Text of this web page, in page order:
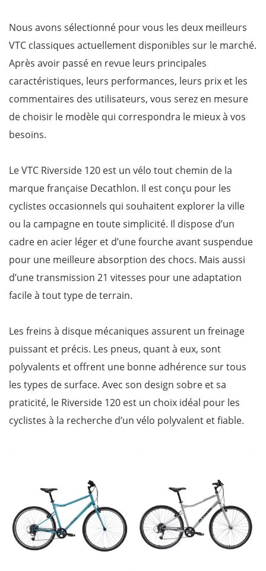
Nous avons sélectionné pour vous les deux meilleurs
VTC classiques actuellement disponibles sur le marché.
Après avoir passé en revue leurs principales
caractéristiques, leurs performances, leurs prix et les
commentaires des utilisateurs, vous serez en mesure
de choisir le modèle qui correspondra le mieux à vos
besoins.
Le VTC Riverside 120 est un vélo tout chemin de la
marque française Decathlon. Il est conçu pour les
cyclistes occasionnels qui souhaitent explorer la ville
ou la campagne en toute simplicité. Il dispose d’un
cadre en acier léger et d’une fourche avant suspendue
pour une meilleure absorption des chocs. Mais aussi
d’une transmission 21 vitesses pour une adaptation
facile à tout type de terrain.
Les freins à disque mécaniques assurent un freinage
puissant et précis. Les pneus, quant à eux, sont
polyvalents et offrent une bonne adhérence sur tous
les types de surface. Avec son design sobre et sa
praticité, le Riverside 120 est un choix idéal pour les
cyclistes à la recherche d’un vélo polyvalent et fiable.